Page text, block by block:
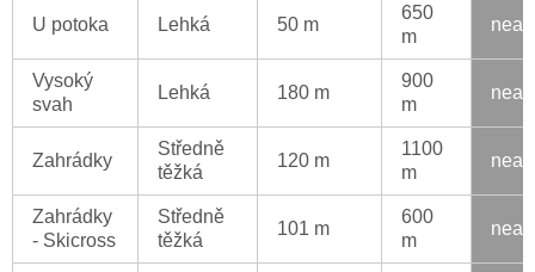
U potoka Lehká 50 m
650
m
Vysoký
svah
Lehká 180 m
900
m
Zahrádky
Středně
těžká
120 m
1100
m
Zahrádky
- Skicross
Středně
těžká
101 m
600
m